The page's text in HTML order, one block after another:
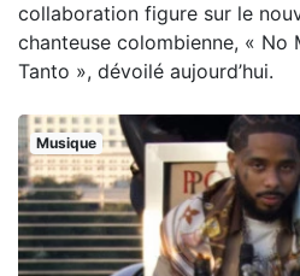
collaboration figure sur le
chanteuse colombienne, « No
Tanto », dévoilé aujourd’hui.
Musique